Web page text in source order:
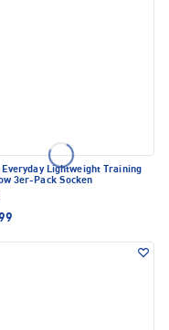
Everyday Lightweight Training
3er-Pack Socken